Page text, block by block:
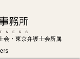
会・東京弁護士会所属